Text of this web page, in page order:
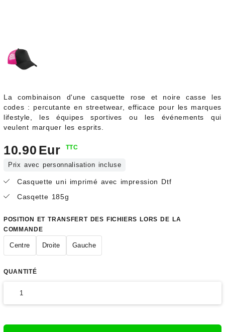
La combinaison d'une casquette rose et noire casse les
codes : percutante en streetwear, efficace pour les marques
lifestyle, les équipes sportives ou les événements qui
veulent marquer les esprits.
10.90 Eur TTC
Prix avec personnalisation incluse
Casquette uni imprimé avec impression Dtf
Casqette 185g
POSITION ET TRANSFERT DES FICHIERS LORS DE LA
COMMANDE
Centre Droite Gauche
QUANTITÉ